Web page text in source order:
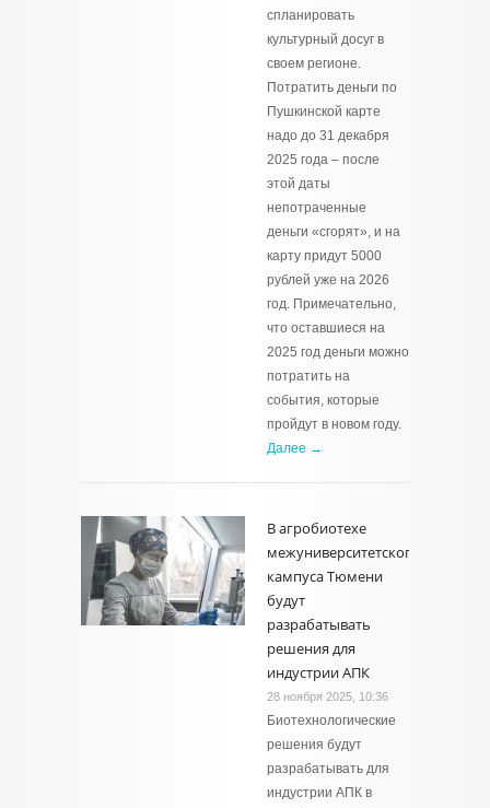
спланировать
культурный досуг в
своем регионе.
Потратить деньги по
Пушкинской карте
надо до 31 декабря
2025 года – после
этой даты
непотраченные
деньги «сгорят», и на
карту придут 5000
рублей уже на 2026
год. Примечательно,
что оставшиеся на
2025 год деньги можно
потратить на
события, которые
пройдут в новом году.
Далее →
В агробиотехе
межуниверситетского
кампуса Тюмени
будут
разрабатывать
решения для
индустрии АПК
28 ноября 2025, 10:36
Биотехнологические
решения будут
разрабатывать для
индустрии АПК в